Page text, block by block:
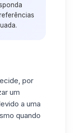
por
um
a uma
quando